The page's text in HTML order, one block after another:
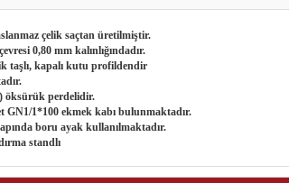
çelik saçtan üretilmiştir.
0,80 mm kalınlığındadır.
taşlı, kapalı kutu profildendir
öksürük perdelidir.
GN1/1*100 ekmek kabı bulunmaktadır.
boru ayak kullanılmaktadır.
standlı